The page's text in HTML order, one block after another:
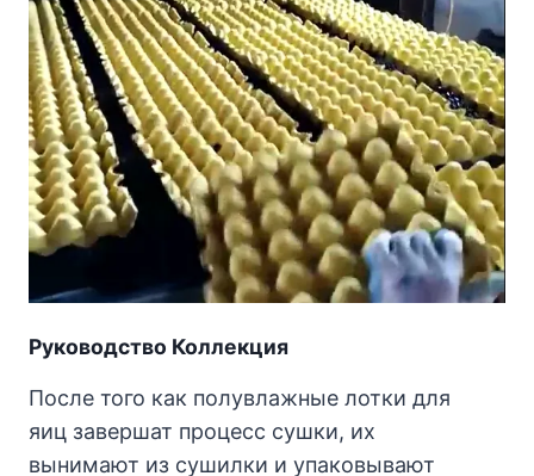
Руководство Коллекция
После того как полувлажные лотки для
яиц завершат процесс сушки, их
вынимают из сушилки и упаковывают